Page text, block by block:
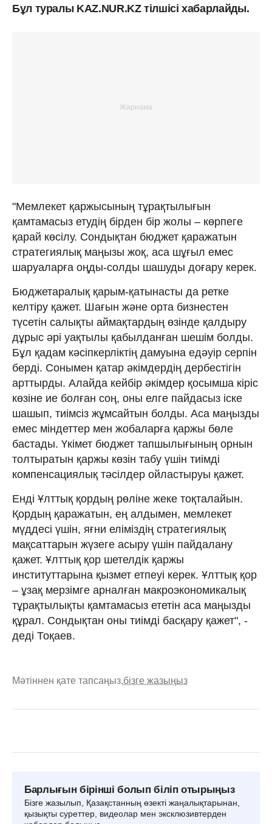
Бұл туралы KAZ.NUR.KZ тілшісі хабарлайды.
"Мемлекет қаржысының тұрақтылығын
қамтамасыз етудің бірден бір жолы – көрпеге
қарай көсілу. Сондықтан бюджет қаражатын
стратегиялық маңызы жоқ, аса шұғыл емес
шаруаларға оңды-солды шашуды доғару керек.
Бюджетаралық қарым-қатынасты да ретке
келтіру қажет. Шағын және орта бизнестен
түсетін салықты аймақтардың өзінде қалдыру
дұрыс әрі уақтылы қабылданған шешім болды.
Бұл қадам кәсіпкерліктің дамуына едәуір серпін
берді. Сонымен қатар әкімдердің дербестігін
арттырды. Алайда кейбір әкімдер қосымша кіріс
көзіне ие болған соң, оны елге пайдасыз іске
шашып, тиімсіз жұмсайтын болды. Аса маңызды
емес міндеттер мен жобаларға қаржы бөле
бастады. Үкімет бюджет тапшылығының орнын
толтыратын қаржы көзін табу үшін тиімді
компенсациялық тәсілдер ойластыруы қажет.
Енді Ұлттық қордың рөліне жеке тоқталайын.
Қордың қаражатын, ең алдымен, мемлекет
мүддесі үшін, яғни еліміздің стратегиялық
мақсаттарын жүзеге асыру үшін пайдалану
қажет. Ұлттық қор шетелдік қаржы
институттарына қызмет етпеуі керек. Ұлттық қор
– ұзақ мерзімге арналған макроэкономикалық
тұрақтылықты қамтамасыз ететін аса маңызды
құрал. Сондықтан оны тиімді басқару қажет", -
деді Тоқаев.
Мәтіннен қате тапсаңыз,бізге жазыңыз
Барлығын бірінші болып біліп отырыңыз
Бізге жазылып, Қазақстанның өзекті жаңалықтарынан,
қызықты суреттер, видеолар мен эксклюзивтерден